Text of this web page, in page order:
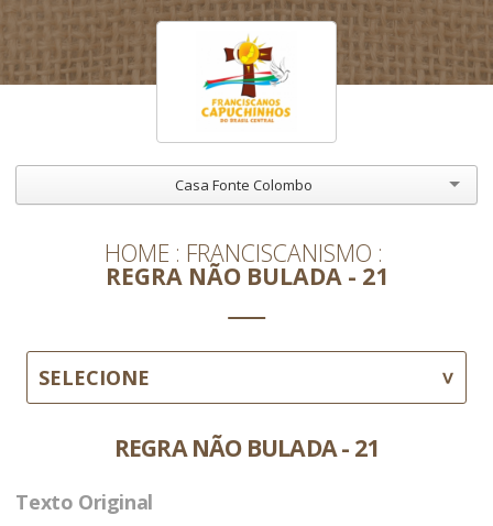
Casa Fonte Colombo
HOME FRANCISCANISMO
REGRA NÃO BULADA - 21
SELECIONE
REGRA NÃO BULADA - 21
Texto Original